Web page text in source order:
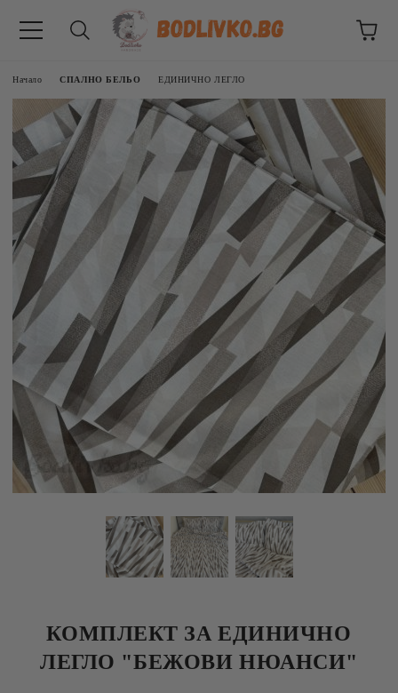
Начало СПАЛНО БЕЛЬО ЕДИНИЧНО ЛЕГЛО
КОМПЛЕКТ ЗА ЕДИНИЧНО
ЛЕГЛО "БЕЖОВИ НЮАНСИ"